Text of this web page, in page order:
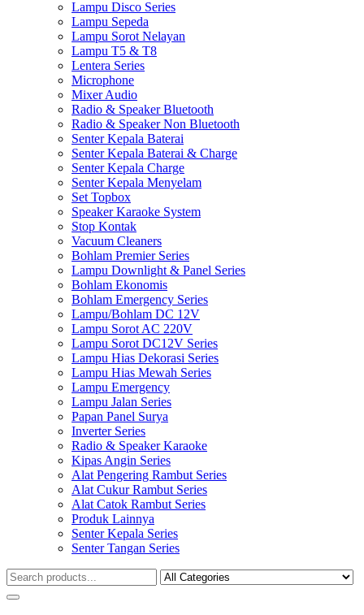
Lampu Disco Series
Lampu Sepeda
Lampu Sorot Nelayan
Lampu T5 & T8
Lentera Series
Microphone
Mixer Audio
Radio & Speaker Bluetooth
Radio & Speaker Non Bluetooth
Senter Kepala Baterai
Senter Kepala Baterai & Charge
Senter Kepala Charge
Senter Kepala Menyelam
Set Topbox
Speaker Karaoke System
Stop Kontak
Vacuum Cleaners
Bohlam Premier Series
Lampu Downlight & Panel Series
Bohlam Ekonomis
Bohlam Emergency Series
Lampu/Bohlam DC 12V
Lampu Sorot AC 220V
Lampu Sorot DC12V Series
Lampu Hias Dekorasi Series
Lampu Hias Mewah Series
Lampu Emergency
Lampu Jalan Series
Papan Panel Surya
Inverter Series
Radio & Speaker Karaoke
Kipas Angin Series
Alat Pengering Rambut Series
Alat Cukur Rambut Series
Alat Catok Rambut Series
Produk Lainnya
Senter Kepala Series
Senter Tangan Series